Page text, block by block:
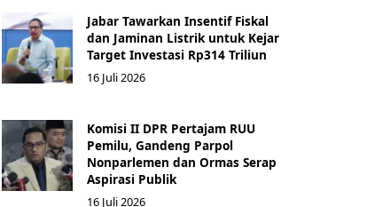
Jabar Tawarkan Insentif Fiskal
dan Jaminan Listrik untuk Kejar
Target Investasi Rp314 Triliun
16 Juli 2026
Komisi II DPR Pertajam RUU
Pemilu, Gandeng Parpol
Nonparlemen dan Ormas Serap
Aspirasi Publik
16 Juli 2026